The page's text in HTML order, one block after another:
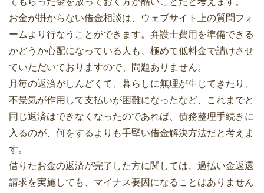
お金が掛からない借金相談は、ウェブサイト上の質問フォ
ームより行なうことができます。弁護士費用を準備できる
かどうか心配になっている人も、極めて低料金で請けさせ
ていただいておりますので、問題ありません。
月毎の返済がしんどくて、暮らしに無理が生じてきたり、
不景気が作用して支払いが困難になったなど、これまでと
同じ返済はできなくなったのであれば、債務整理手続きに
入るのが、何をするよりも手堅い借金解決方法だと考えま
す。
借りたお金の返済が完了した方に関しては、過払い金返還
請求を実施しても、マイナス要因になることはありません